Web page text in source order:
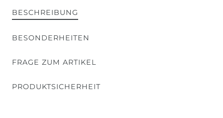
BESCHREIBUNG
BESONDERHEITEN
FRAGE ZUM ARTIKEL
PRODUKTSICHERHEIT